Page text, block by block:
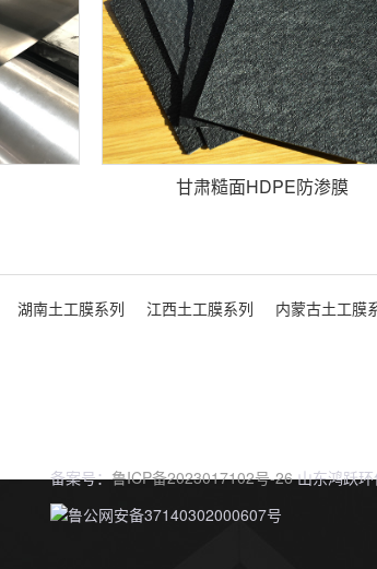
甘肃糙面HDPE防渗膜
湖南土工膜系列 江西土工膜系列 内蒙古土工膜
备案号：鲁ICP备2023017102号-26山东鸿跃环
鲁公网安备37140302000607号